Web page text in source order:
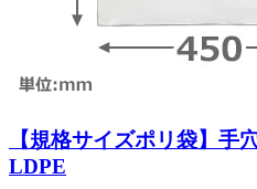
【規格サイズポリ袋】
LDPE